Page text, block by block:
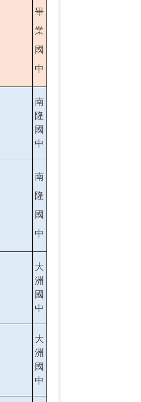
畢
業
國
中
南
隆
國
中
南
隆
國
中
大
洲
國
中
大
洲
國
中